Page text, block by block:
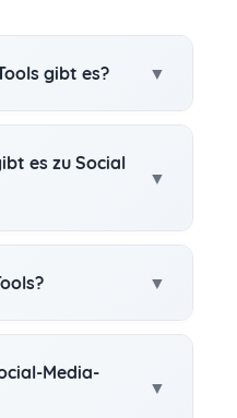
gibt es?
es zu Social
Media-